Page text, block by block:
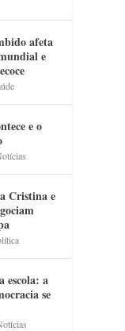
afeta
e
e o
Cristina e
escola: a
se